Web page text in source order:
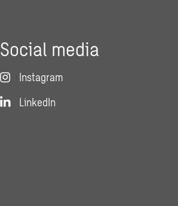
Social media
Instagram
LinkedIn